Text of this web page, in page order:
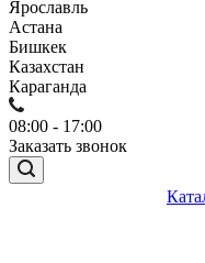
Ярославль
Астана
Бишкек
Казахстан
Караганда
08:00 - 17:00
Заказать звонок